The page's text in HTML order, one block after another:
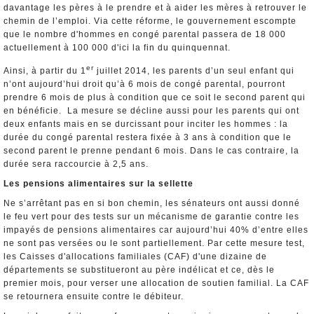
davantage les pères à le prendre et à aider les mères à retrouver le
chemin de l’emploi. Via cette réforme, le gouvernement escompte
que le nombre d'hommes en congé parental passera de 18 000
actuellement à 100 000 d'ici la fin du quinquennat.
Ainsi, à partir du 1er juillet 2014, les parents d’un seul enfant qui
n’ont aujourd’hui droit qu’à 6 mois de congé parental, pourront
prendre 6 mois de plus à condition que ce soit le second parent qui
en bénéficie. La mesure se décline aussi pour les parents qui ont
deux enfants mais en se durcissant pour inciter les hommes : la
durée du congé parental restera fixée à 3 ans à condition que le
second parent le prenne pendant 6 mois. Dans le cas contraire, la
durée sera raccourcie à 2,5 ans.
Les pensions alimentaires sur la sellette
Ne s’arrêtant pas en si bon chemin, les sénateurs ont aussi donné
le feu vert pour des tests sur un mécanisme de garantie contre les
impayés de pensions alimentaires car aujourd’hui 40% d’entre elles
ne sont pas versées ou le sont partiellement. Par cette mesure test,
les Caisses d'allocations familiales (CAF) d'une dizaine de
départements se substitueront au père indélicat et ce, dès le
premier mois, pour verser une allocation de soutien familial. La CAF
se retournera ensuite contre le débiteur.